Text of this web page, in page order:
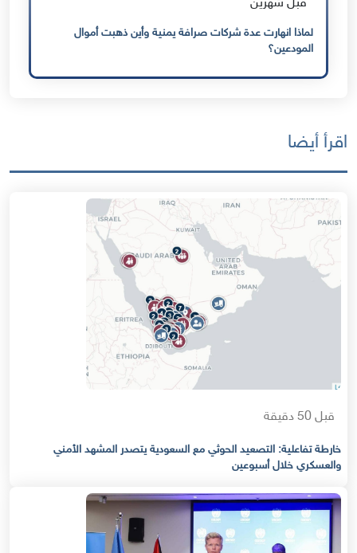
قبل شهرين
لماذا انهارت عدة شركات صرافة يمنية وأين ذهبت أموال
المودعين؟
اقرأ أيضا
قبل 50 دقيقة
خارطة تفاعلية: التصعيد الحوثي مع السعودية يتصدر المشهد الأمني
والعسكري خلال أسبوعين